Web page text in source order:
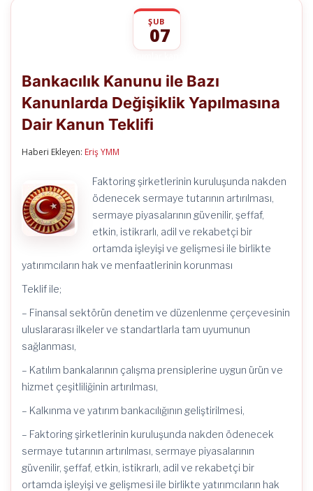
ŞUB
07
ile
Bazı
Kanunlarda
Değişiklik
Yapılmasına
Bankacılık Kanunu ile Bazı
Kanunlarda Değişiklik Yapılmasına
Dair Kanun Teklifi
Haberi Ekleyen: Eriş YMM
Faktoring şirketlerinin kuruluşunda nakden
ödenecek sermaye tutarının artırılması,
sermaye piyasalarının güvenilir, şeffaf,
etkin, istikrarlı, adil ve rekabetçi bir
ortamda işleyişi ve gelişmesi ile birlikte
yatırımcıların hak ve menfaatlerinin korunması
Teklif ile;
– Finansal sektörün denetim ve düzenlenme çerçevesinin
uluslararası ilkeler ve standartlarla tam uyumunun
sağlanması,
– Katılım bankalarının çalışma prensiplerine uygun ürün ve
hizmet çeşitliliğinin artırılması,
– Kalkınma ve yatırım bankacılığının geliştirilmesi,
– Faktoring şirketlerinin kuruluşunda nakden ödenecek
sermaye tutarının artırılması, sermaye piyasalarının
güvenilir, şeffaf, etkin, istikrarlı, adil ve rekabetçi bir
ortamda işleyişi ve gelişmesi ile birlikte yatırımcıların hak